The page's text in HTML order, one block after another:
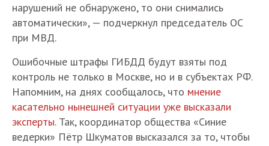
нарушений не обнаружено, то они снимались
автоматически», — подчеркнул председатель ОС
при МВД.
Ошибочные штрафы ГИБДД будут взяты под
контроль не только в Москве, но и в субъектах РФ.
Напомним, на днях сообщалось, что мнение
касательно нынешней ситуации уже высказали
эксперты. Так, координатор общества «Синие
ведерки» Пётр Шкуматов высказался за то, чтобы